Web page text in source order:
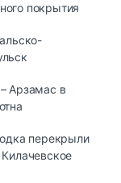
покрытия
Арзамас в
перекрыли